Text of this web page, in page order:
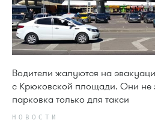
Водители жалуются на
с Крюковской площади. Они не
парковка только для такси
НОВОСТИ